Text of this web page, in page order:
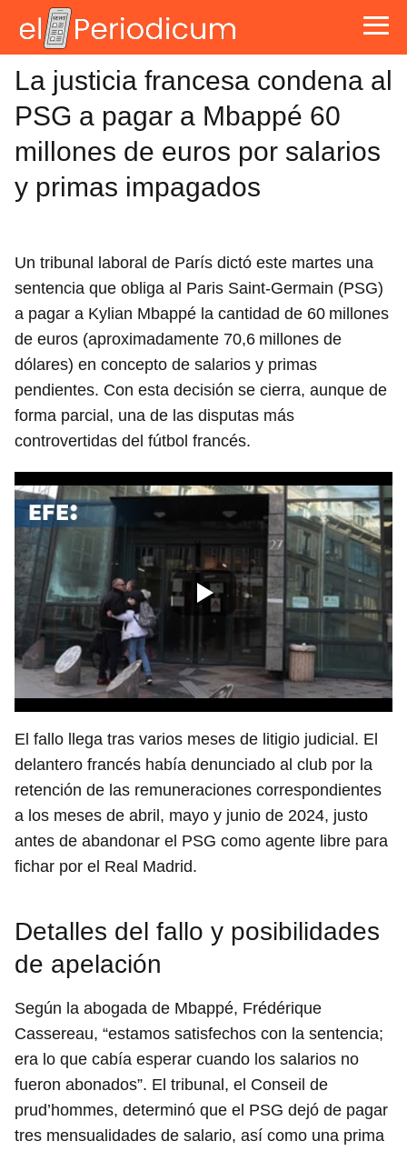
La justicia francesa condena al
PSG a pagar a Mbappé 60
millones de euros por salarios
y primas impagados
Un tribunal laboral de París dictó este martes una
sentencia que obliga al Paris Saint‑Germain (PSG)
a pagar a Kylian Mbappé la cantidad de 60 millones
de euros (aproximadamente 70,6 millones de
dólares) en concepto de salarios y primas
pendientes. Con esta decisión se cierra, aunque de
forma parcial, una de las disputas más
controvertidas del fútbol francés.
El fallo llega tras varios meses de litigio judicial. El
delantero francés había denunciado al club por la
retención de las remuneraciones correspondientes
a los meses de abril, mayo y junio de 2024, justo
antes de abandonar el PSG como agente libre para
fichar por el Real Madrid.
Detalles del fallo y posibilidades
de apelación
Según la abogada de Mbappé, Frédérique
Cassereau, “estamos satisfechos con la sentencia;
era lo que cabía esperar cuando los salarios no
fueron abonados”. El tribunal, el Conseil de
prud’hommes, determinó que el PSG dejó de pagar
tres mensualidades de salario, así como una prima